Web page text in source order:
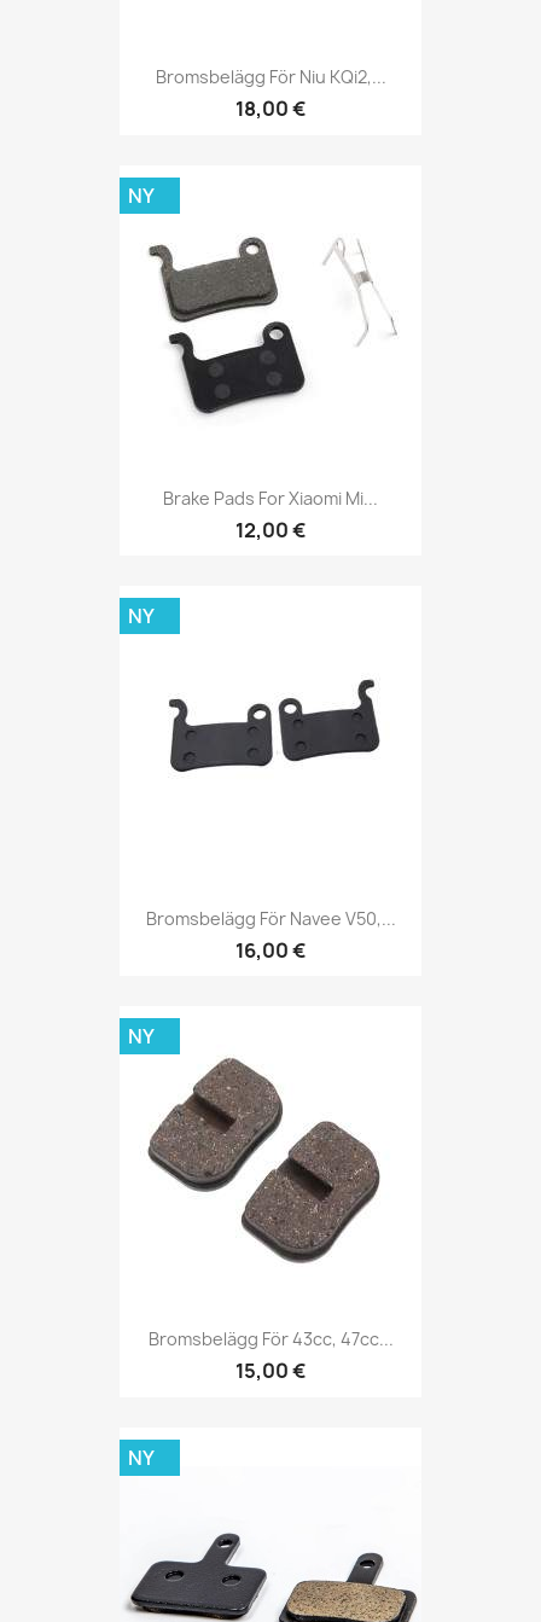
Bromsbelägg För Niu KQi2,...
18,00 €
Brake Pads For Xiaomi Mi...
12,00 €
NY
Bromsbelägg För Navee V50,...
16,00 €
NY
Bromsbelägg För 43cc, 47cc...
15,00 €
NY
NY